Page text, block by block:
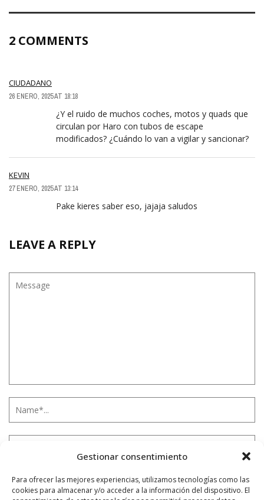
Gestionar consentimiento
Para ofrecer las mejores experiencias, utilizamos tecnologías como las
cookies para almacenar y/o acceder a la información del dispositivo. El
2 COMMENTS
CIUDADANO
26 ENERO, 2025 AT 18:18
¿Y el ruido de muchos coches, motos y quads que
circulan por Haro con tubos de escape
modificados? ¿Cuándo lo van a vigilar y sancionar?
KEVIN
27 ENERO, 2025 AT 13:14
Pake kieres saber eso, jajaja saludos
LEAVE A REPLY